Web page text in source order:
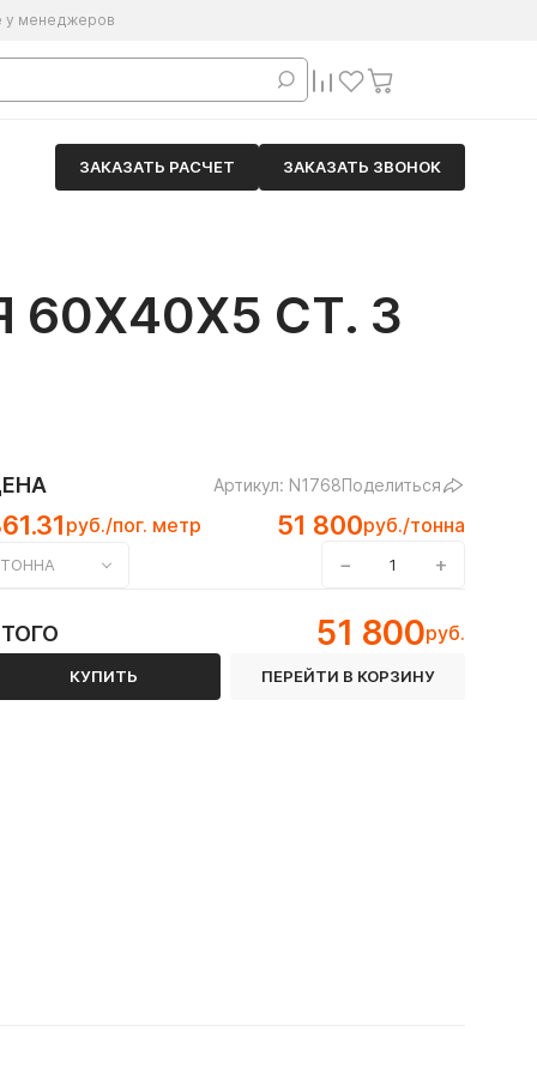
у менеджеров
ЗАКАЗАТЬ РАСЧЕТ ЗАКАЗАТЬ ЗВОНОК
СТ. 3
Артикул: N1768Поделиться
руб./пог. метр 51 800руб./тонна
ТОННА − +
51 800руб.
КУПИТЬ ПЕРЕЙТИ В КОРЗИНУ